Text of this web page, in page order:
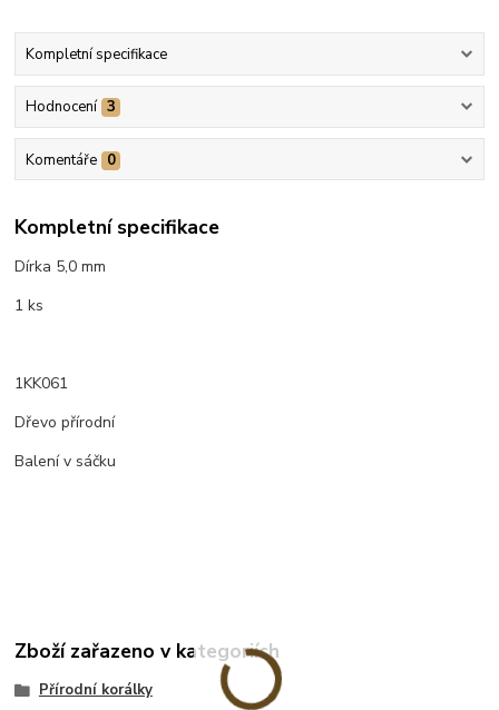
Kompletní specifikace
Hodnocení 3
Komentáře 0
Kompletní specifikace
Dírka 5,0 mm
1 ks
1KK061
Dřevo přírodní
Balení v sáčku
Zboží zařazeno v kategoriích
Přírodní korálky